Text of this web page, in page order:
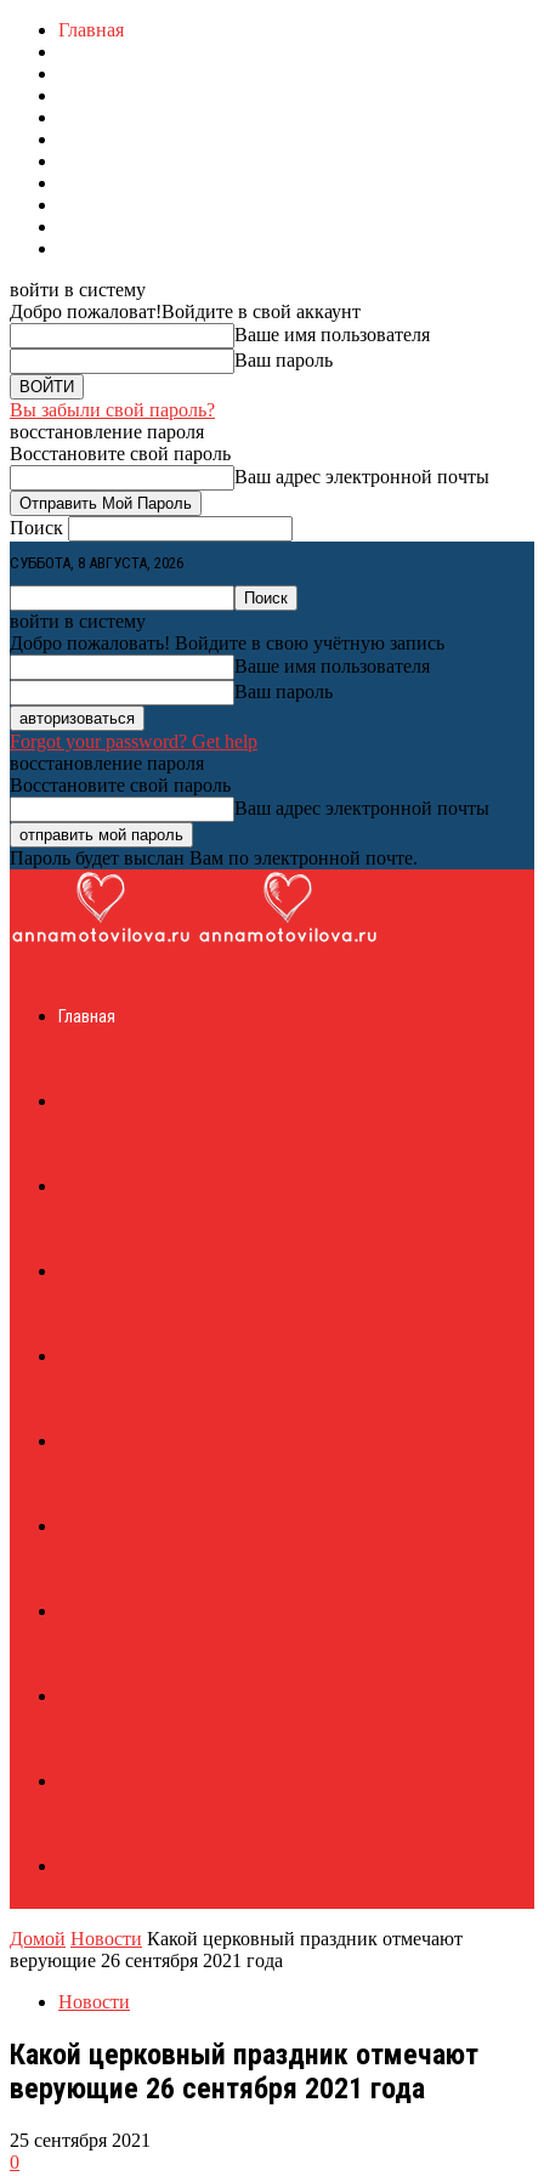
Главная
войти в систему
Добро пожаловат!Войдите в свой аккаунт
Ваше имя пользователя
Ваш пароль
Вы забыли свой пароль?
восстановление пароля
Восстановите свой пароль
Ваш адрес электронной почты
Поиск
СУББОТА, 8 АВГУСТА, 2026
войти в систему
Добро пожаловать! Войдите в свою учётную запись
Ваше имя пользователя
Ваш пароль
Forgot your password? Get help
восстановление пароля
Восстановите свой пароль
Ваш адрес электронной почты
Пароль будет выслан Вам по электронной почте.
журналГлавная
Домой Новости Какой церковный праздник отмечают
верующие 26 сентября 2021 года
Новости
Какой церковный праздник отмечают
верующие 26 сентября 2021 года
25 сентября 2021
0